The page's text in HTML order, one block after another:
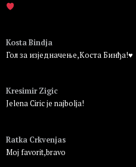
Kosta Bindja
Гол за изједначење,Коста Бинђа!♥️
Kresimir Zigic
Jelena Ciric je najbolja!
Ratka Crkvenjas
Moj favorit,bravo